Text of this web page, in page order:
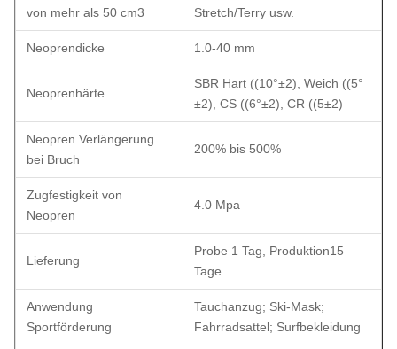
von mehr als 50 cm3
Stretch/Terry usw.
Neoprendicke 1.0-40 mm
Neoprenhärte
SBR Hart ((10°±2), Weich ((5°
±2), CS ((6°±2), CR ((5±2)
Neopren Verlängerung
bei Bruch
200% bis 500%
Zugfestigkeit von
Neopren
4.0 Mpa
Lieferung
Probe 1 Tag, Produktion15
Tage
Anwendung
Sportförderung
Tauchanzug; Ski-Mask;
Fahrradsattel; Surfbekleidung